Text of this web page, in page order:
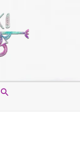
Buscar